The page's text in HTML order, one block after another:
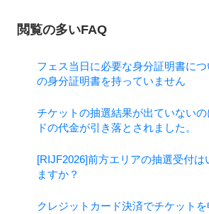
閲覧の多いFAQ
フェス当日に必要な身分証明書に
の身分証明書を持っていません
チケットの抽選結果が出ていない
ドの代金が引き落とされました。
[RIJF2026]前方エリアの抽選受付
ますか？
クレジットカード決済でチケット